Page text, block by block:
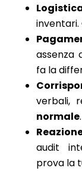
inventari.
assenza
fa la
verbali,
normale.
audit
prova la